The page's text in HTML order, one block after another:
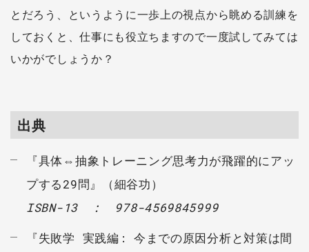
とだろう、というように一歩上の視点から眺める訓練を
しておくと、仕事にも役立ちますので一度試してみては
いかがでしょうか？
出典
『具体⇔抽象トレーニング思考力が飛躍的にアッ
プする29問』（細谷功）
ISBN-13 ‏ : ‎ 978-4569845999
『失敗学 実践編: 今までの原因分析と対策は間